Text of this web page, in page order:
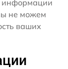
информации
не можем
ваших